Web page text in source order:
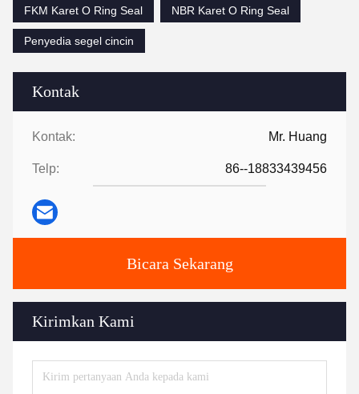
Kontak
Kontak: Mr. Huang
Telp: 86--18833439456
Bicara Sekarang
Kirimkan Kami
FKM Karet O Ring Seal
NBR Karet O Ring Seal
Penyedia segel cincin